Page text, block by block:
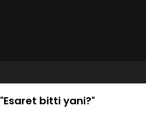
"Esaret bitti yani?"